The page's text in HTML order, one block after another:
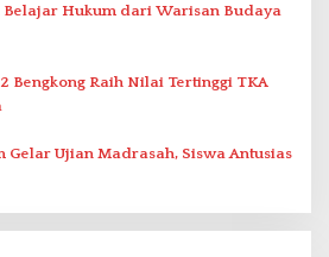
Belajar Hukum dari Warisan Budaya
Bengkong Raih Nilai Tertinggi TKA
Gelar Ujian Madrasah, Siswa Antusias